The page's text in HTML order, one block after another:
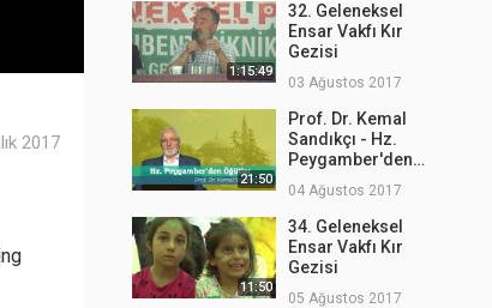
2017
1:15:49
32. Geleneksel
Ensar Vakfı Kır
Gezisi
03 Ağustos 2017
21:50
Prof. Dr. Kemal
Sandıkçı - Hz.
Peygamber'den
04 Ağustos 2017
11:50
34. Geleneksel
Ensar Vakfı Kır
Gezisi
05 Ağustos 2017